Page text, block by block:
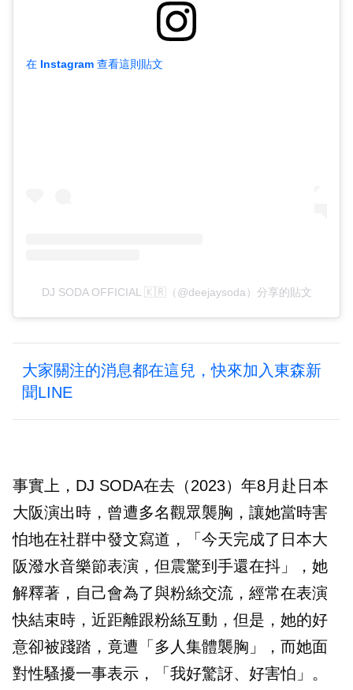
在 Instagram 查看這則貼文
DJ SODA OFFICIAL 🇰🇷（@deejaysoda）分享的貼文
大家關注的消息都在這兒，快來加入東森新
聞LINE
事實上，DJ SODA在去（2023）年8月赴日本
大阪演出時，曾遭多名觀眾襲胸，讓她當時害
怕地在社群中發文寫道，「今天完成了日本大
阪潑水音樂節表演，但震驚到手還在抖」，她
解釋著，自己會為了與粉絲交流，經常在表演
快結束時，近距離跟粉絲互動，但是，她的好
意卻被踐踏，竟遭「多人集體襲胸」，而她面
對性騷擾一事表示，「我好驚訝、好害怕」。